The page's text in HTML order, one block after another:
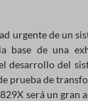
urgente de un
base de una
desarrollo del
prueba de
será un gran